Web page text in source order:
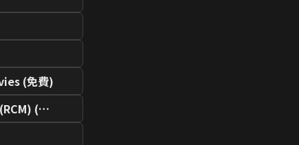
(免費)
Rialto Classic Movies (RCM) (免費)